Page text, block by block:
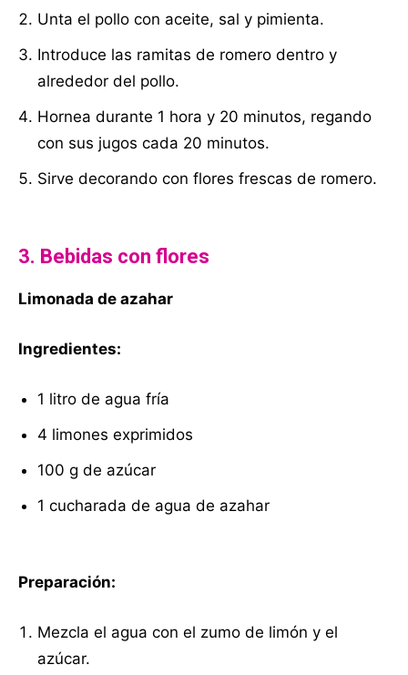
Unta el pollo con aceite, sal y pimienta.
Introduce las ramitas de romero dentro y
alrededor del pollo.
Hornea durante 1 hora y 20 minutos, regando
con sus jugos cada 20 minutos.
Sirve decorando con flores frescas de romero.
3. Bebidas con flores
Limonada de azahar
Ingredientes:
1 litro de agua fría
4 limones exprimidos
100 g de azúcar
1 cucharada de agua de azahar
Preparación:
Mezcla el agua con el zumo de limón y el
azúcar.